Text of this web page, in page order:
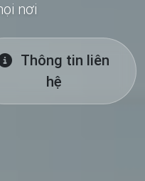
nơi
Thông tin liên
hệ